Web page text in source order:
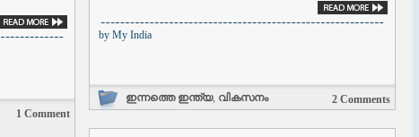
1 Comment
by My India
ഇന്നത്തെ ഇന്ത്യ, വികസനം 2 Comments